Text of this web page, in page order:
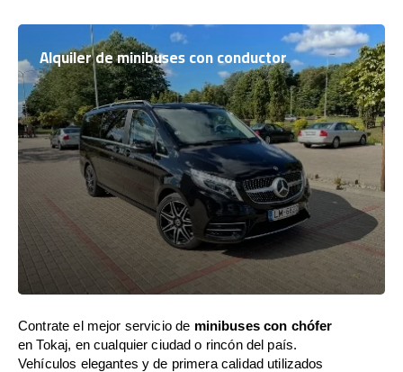
Alquiler de minibuses con conductor
Contrate el mejor servicio de minibuses con chófer
en Tokaj, en cualquier ciudad o rincón del país.
Vehículos elegantes y de primera calidad utilizados